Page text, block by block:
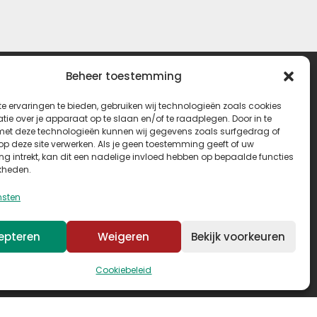
Beheer toestemming
ervaringen te bieden, gebruiken wij technologieën zoals cookies
over je apparaat op te slaan en/of te raadplegen. Door in te
deze technologieën kunnen wij gegevens zoals surfgedrag of
deze site verwerken. Als je geen toestemming geeft of uw
intrekt, kan dit een nadelige invloed hebben op bepaalde functies
Weigeren Bekijk voorkeuren
Cookiebeleid
Contact
Seeleman & Hoogendoorn
Nijverheidsweg 7
+31 (0)346 242 114
info@seehoo.nl